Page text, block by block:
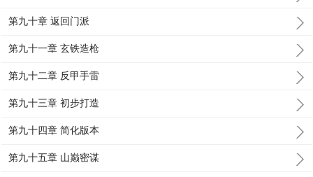
第九十章 返回门派
第九十一章 玄铁造枪
第九十二章 反甲手雷
第九十三章 初步打造
第九十四章 简化版本
第九十五章 山巅密谋